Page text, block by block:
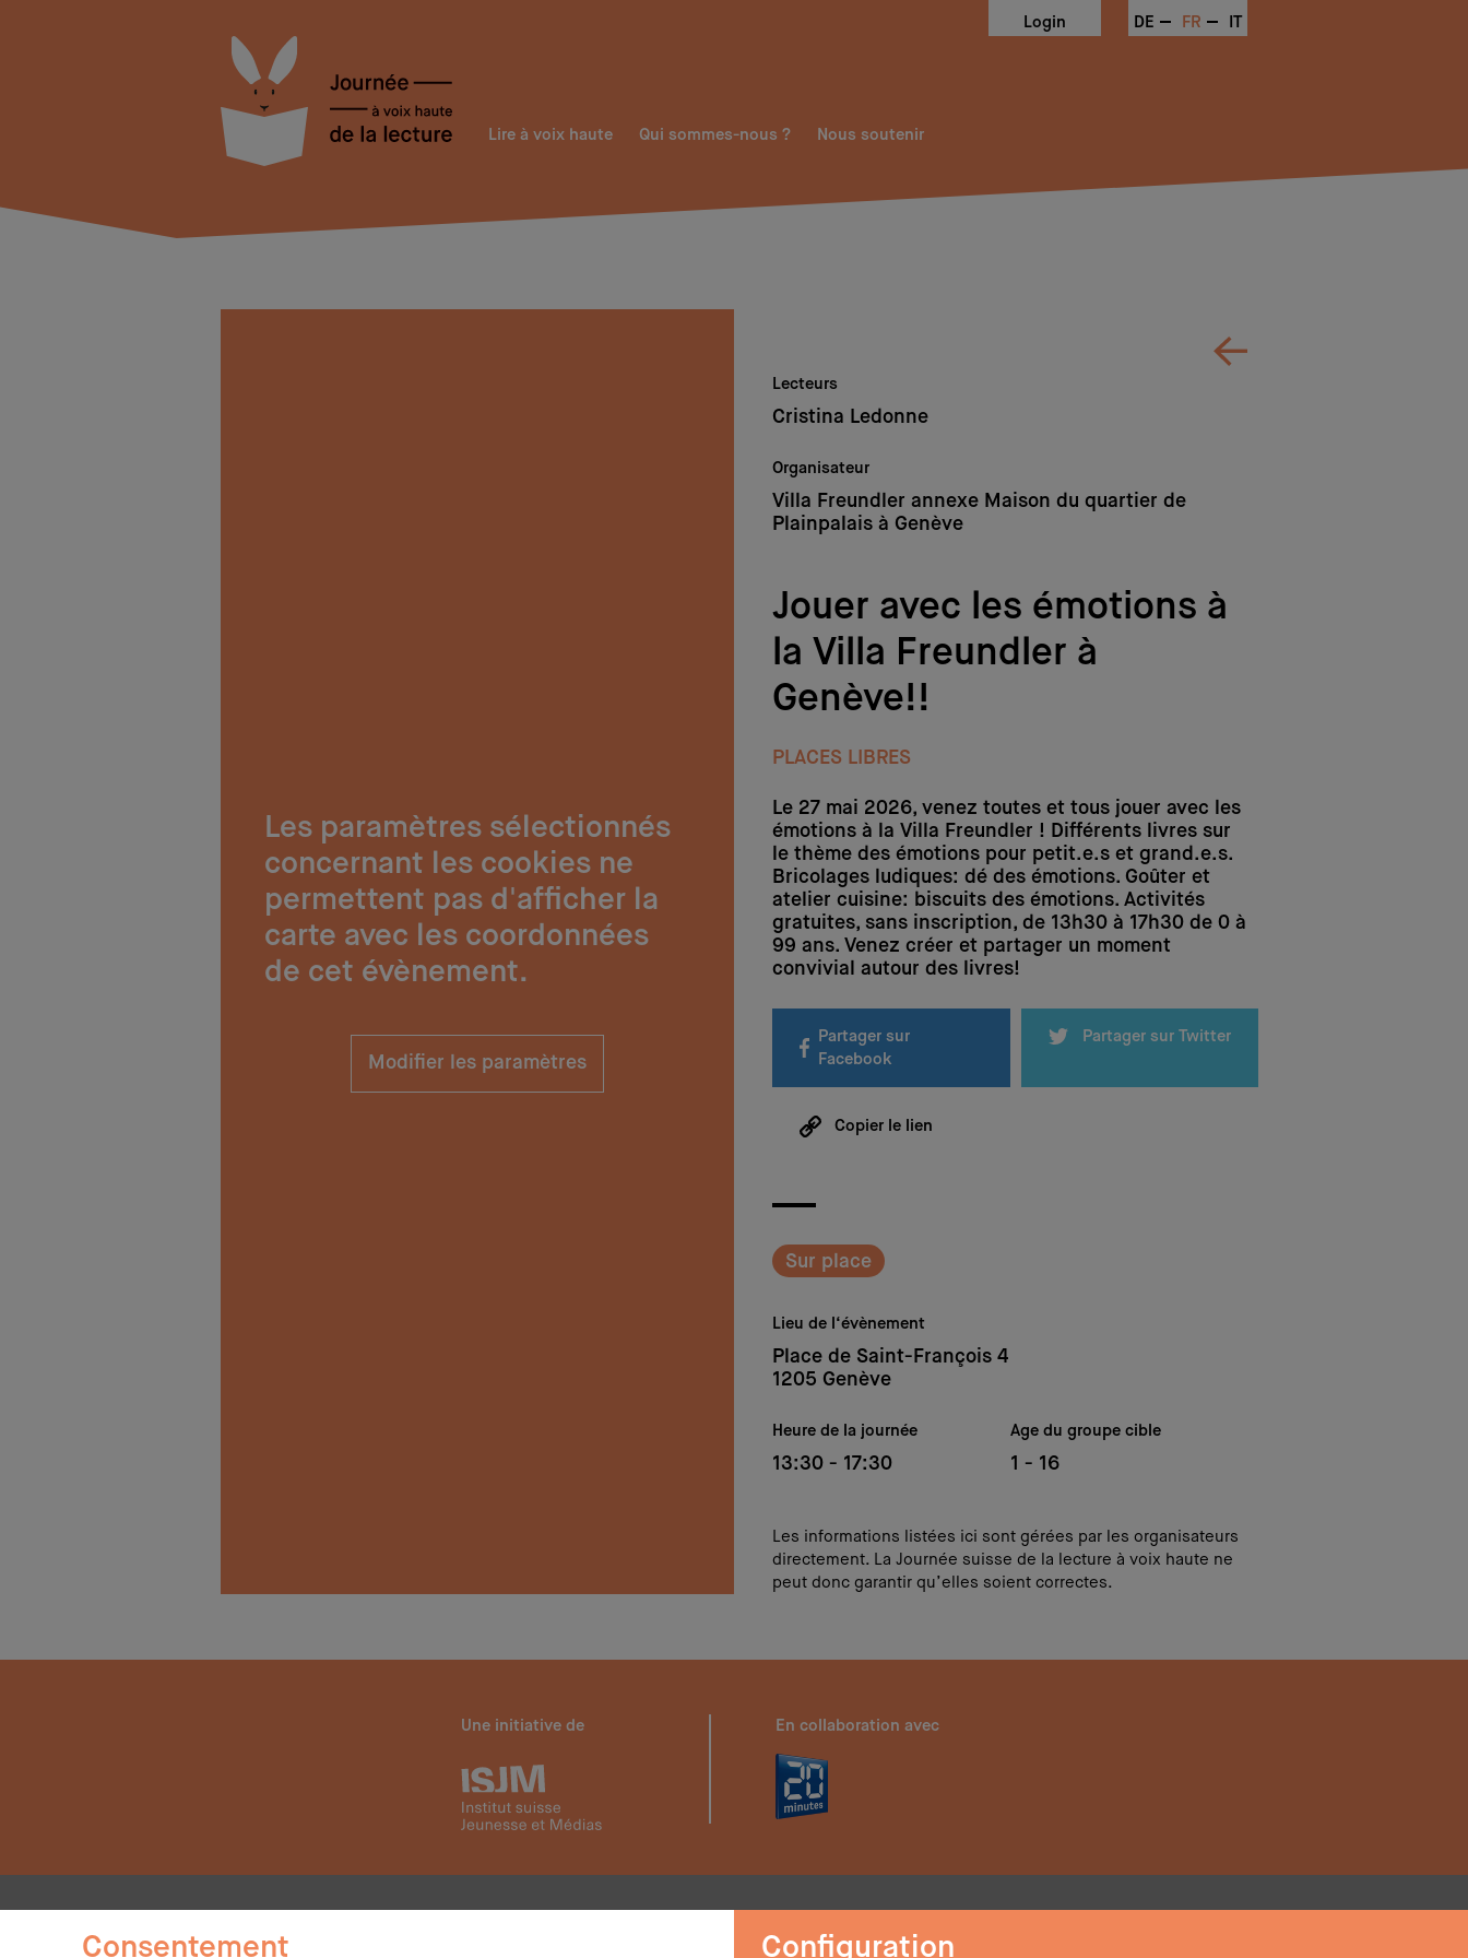
Login DE FR IT
Lire à voix haute Qui sommes-nous ? Nous soutenir
Les paramètres sélectionnés
concernant les cookies ne
permettent pas d'afficher la
carte avec les coordonnées
de cet évènement.
Modifier les paramètres
Lecteurs
Cristina Ledonne
Organisateur
Villa Freundler annexe Maison du quartier de
Plainpalais à Genève
Jouer avec les émotions à
la Villa Freundler à
Genève!!
PLACES LIBRES
Le 27 mai 2026, venez toutes et tous jouer avec les
émotions à la Villa Freundler ! Différents livres sur
le thème des émotions pour petit.e.s et grand.e.s.
Bricolages ludiques: dé des émotions. Goûter et
atelier cuisine: biscuits des émotions. Activités
gratuites, sans inscription, de 13h30 à 17h30 de 0 à
99 ans. Venez créer et partager un moment
convivial autour des livres!
Partager sur
Facebook
Partager sur Twitter
Copier le lien
Sur place
Lieu de l‘évènement
Place de Saint-François 4
1205 Genève
Heure de la journée
13:30 - 17:30
Age du groupe cible
1 - 16
Les informations listées ici sont gérées par les organisateurs
directement. La Journée suisse de la lecture à voix haute ne
peut donc garantir qu’elles soient correctes.
Consentement Configuration
Une initiative de En collaboration avec